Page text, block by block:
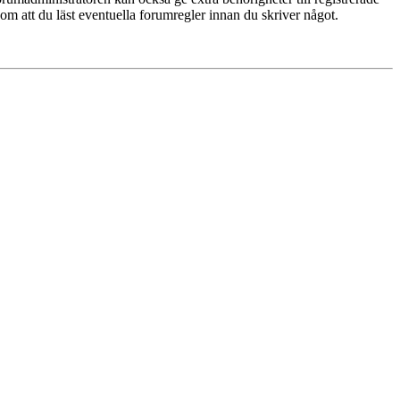
att du läst eventuella forumregler innan du skriver något.